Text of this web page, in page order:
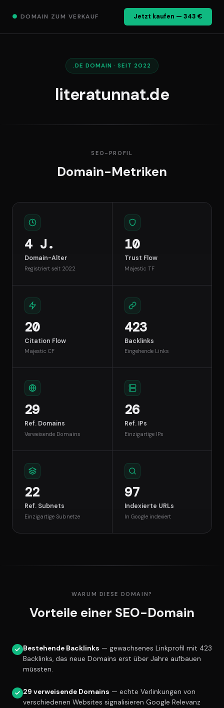
● DOMAIN ZUM VERKAUF Jetzt kaufen — 343 €
.DE DOMAIN · SEIT 2022
literatunnat.de
SEO-PROFIL
Domain-Metriken
4 J.
Domain-Alter
Registriert seit 2022
10
Trust Flow
Majestic TF
20
Citation Flow
Majestic CF
423
Backlinks
Eingehende Links
29
Ref. Domains
Verweisende Domains
26
Ref. IPs
Einzigartige IPs
22
Ref. Subnets
Einzigartige Subnetze
97
Indexierte URLs
In Google indexiert
WARUM DIESE DOMAIN?
Vorteile einer SEO-Domain
Bestehende Backlinks — gewachsenes Linkprofil mit 423
Backlinks, das neue Domains erst über Jahre aufbauen
müssten.
29 verweisende Domains — echte Verlinkungen von
verschiedenen Websites signalisieren Google Relevanz